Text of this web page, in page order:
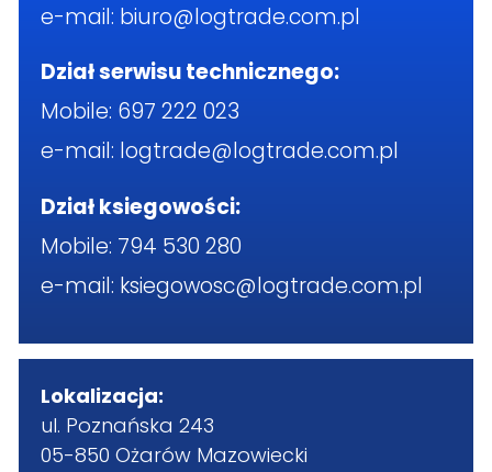
e-mail: biuro@logtrade.com.pl
Dział serwisu technicznego:
Mobile: 697 222 023
e-mail: logtrade@logtrade.com.pl
Dział ksiegowości:
Mobile: 794 530 280
e-mail: ksiegowosc@logtrade.com.pl
Lokalizacja:
ul. Poznańska 243
05-850 Ożarów Mazowiecki